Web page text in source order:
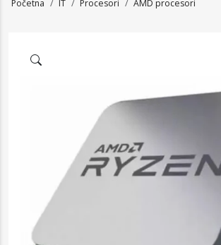
Početna IT Procesori AMD procesori